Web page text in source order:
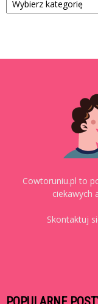
Cowtoruniu.pl to
ciekawych
Skontaktuj